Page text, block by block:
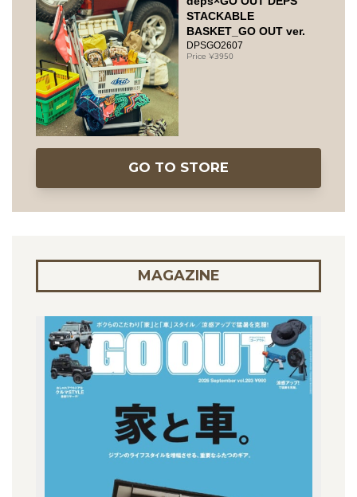
STACKABLE
BASKET_GO OUT ver.
DPSGO2607
3950
GO TO STORE
MAGAZINE